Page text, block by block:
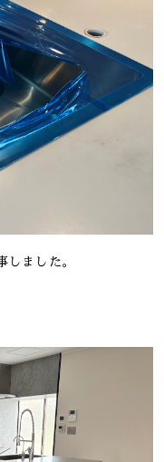
しました。